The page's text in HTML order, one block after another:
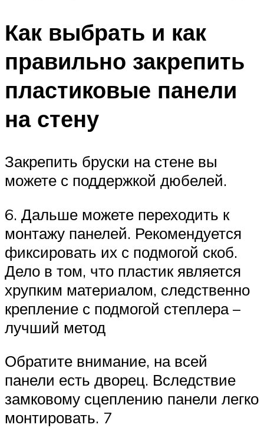
Как выбрать и как
правильно закрепить
пластиковые панели
на стену
Закрепить бруски на стене вы
можете с поддержкой дюбелей.
6. Дальше можете переходить к
монтажу панелей. Рекомендуется
фиксировать их с подмогой скоб.
Дело в том, что пластик является
хрупким материалом, следственно
крепление с подмогой степлера –
лучший метод
Обратите внимание, на всей
панели есть дворец. Вследствие
замковому сцеплению панели легко
монтировать. 7